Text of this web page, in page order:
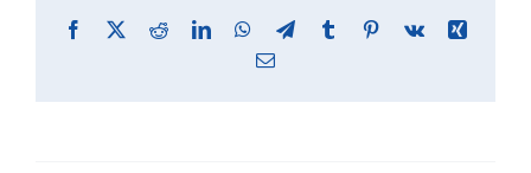
Facebook
X RedditLinkedInWhatsApp
TelegramTumblr Pinterest
Vk
Xing
Email